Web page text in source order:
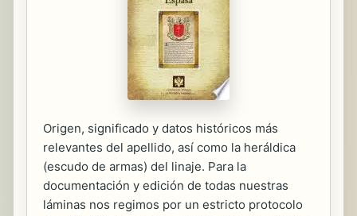
Origen, significado y datos históricos más
relevantes del apellido, así como la heráldica
(escudo de armas) del linaje. Para la
documentación y edición de todas nuestras
láminas nos regimos por un estricto protocolo